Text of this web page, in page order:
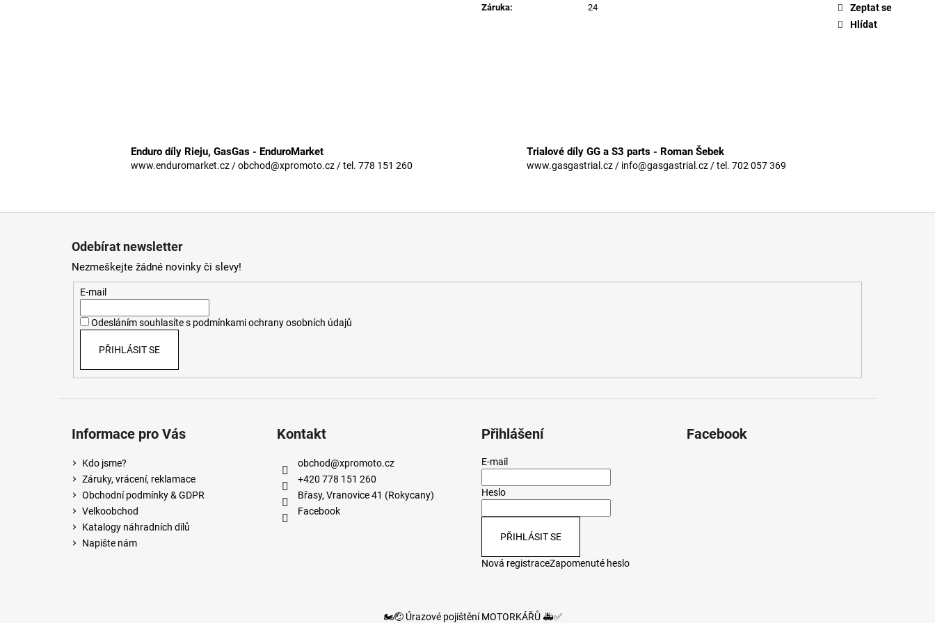
Záruka: 24
Zeptat se
Hlídat
Enduro díly Rieju, GasGas - EnduroMarket
www.enduromarket.cz / obchod@xpromoto.cz / tel. 778 151 260
Trialové díly GG a S3 parts - Roman Šebek
www.gasgastrial.cz / info@gasgastrial.cz / tel. 702 057 369
Odebírat newsletter
Nezmeškejte žádné novinky či slevy!
E-mail
Odesláním souhlasíte s podmínkami ochrany osobních údajů
PŘIHLÁSIT SE
Informace pro Vás
Kdo jsme?
Záruky, vrácení, reklamace
Obchodní podmínky & GDPR
Velkoobchod
Katalogy náhradních dílů
Napište nám
Kontakt
obchod@xpromoto.cz
+420 778 151 260
Břasy, Vranovice 41 (Rokycany)
Facebook
Přihlášení
E-mail
Heslo
PŘIHLÁSIT SE
Nová registraceZapomenuté heslo
Facebook
🏍️🤕 Úrazové pojištění MOTORKÁŘŮ 🚑✅